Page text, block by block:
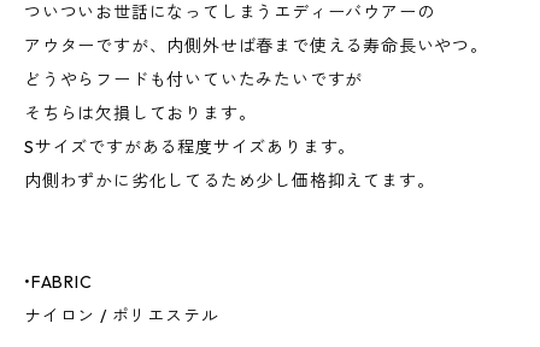
ついついお世話になってしまうエディーバウアーの
アウターですが、内側外せば春まで使える寿命長いやつ。
どうやらフードも付いていたみたいですが
そちらは欠損しております。
Sサイズですがある程度サイズあります。
内側わずかに劣化してるため少し価格抑えてます。
•FABRIC
ナイロン / ポリエステル